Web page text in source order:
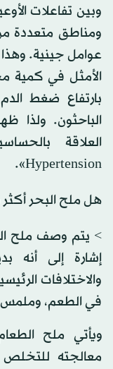
وبين تفاعلات
ومناطق متعددة
عوامل جينية.
الأمثل في كمية
بارتفاع ضغط
الباحثون. ولذا
Hypertension».
هل ملح البحر
> يتم وصف ملح
إشارة إلى أنه
والاختلافات
في الطعم، وملمس
ويأتي ملح
معالجته